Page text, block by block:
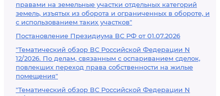
правами на земельные участки отдельных категорий
земель, изъятых из оборота и ограниченных в обороте, и
с использованием таких участков"
Постановление Президиума ВС РФ от 01.07.2026
"Тематический обзор ВС Российской Федерации N
12/2026. По делам, связанным с оспариванием сделок,
повлекших переход права собственности на жилые
помещения"
"Тематический обзор ВС Российской Федерации N